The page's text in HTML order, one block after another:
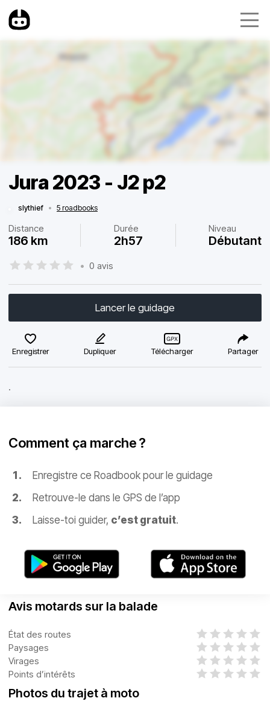
Jura 2023 - J2 p2
slythief • 5 roadbooks
Distance
186 km
Durée
2h57
Niveau
Débutant
• 0 avis
Lancer le guidage
Enregistrer Dupliquer Télécharger Partager
.
Comment ça marche ?
Enregistre ce Roadbook pour le guidage
Retrouve-le dans le GPS de l’app
Laisse-toi guider, c’est gratuit.
Avis motards sur la balade
État des routes
Paysages
Virages
Points d’intérêts
Photos du trajet à moto